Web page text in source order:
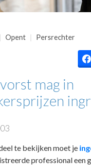
VAKHANDEL
Opent Persrechter
mag in
te bekijken moet je
professional een